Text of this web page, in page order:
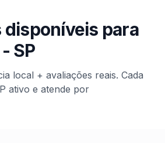
disponíveis para
- SP
local + avaliações reais. Cada
ativo e atende por